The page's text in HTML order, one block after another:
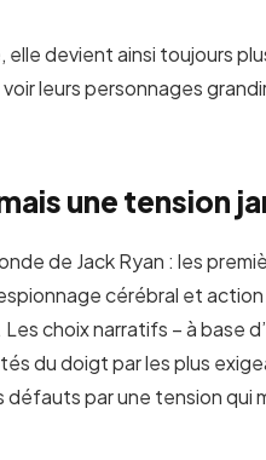
elle devient ainsi toujours
leurs personnages
une tension
de Jack Ryan : les
cérébral et
choix narratifs – à base
du doigt par les plus
par une tension qui